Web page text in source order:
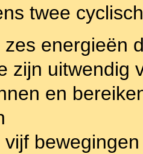
twee
energieën
zijn uitwendig
en